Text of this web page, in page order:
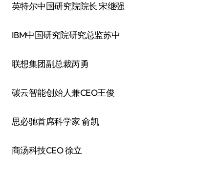
英特尔中国研究院院长 宋继强
IBM中国研究院研究总监苏中
联想集团副总裁芮勇
碳云智能创始人兼CEO王俊
思必驰首席科学家 俞凯
商汤科技CEO 徐立